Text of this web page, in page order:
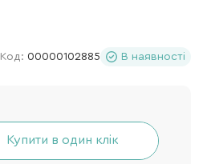
Код: 00000102885 В наявності
Купити в один клік